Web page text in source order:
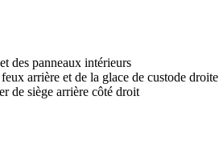
des panneaux intérieurs
arrière et de la glace de custode droite
de siège arrière côté droit